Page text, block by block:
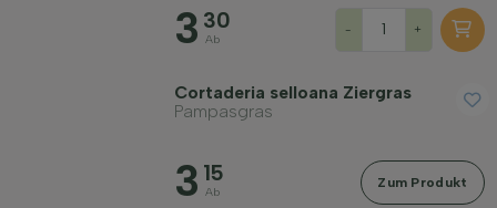
3 30
Ab
- +
Cortaderia selloana Ziergras
Pampasgras
3 15
Ab
Zum Produkt